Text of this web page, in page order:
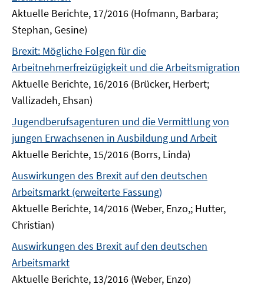
Aktuelle Berichte, 17/2016 (Hofmann, Barbara;
Stephan, Gesine)
Brexit: Mögliche Folgen für die
Arbeitnehmerfreizügigkeit und die Arbeitsmigration
Aktuelle Berichte, 16/2016 (Brücker, Herbert;
Vallizadeh, Ehsan)
Jugendberufsagenturen und die Vermittlung von
jungen Erwachsenen in Ausbildung und Arbeit
Aktuelle Berichte, 15/2016 (Borrs, Linda)
Auswirkungen des Brexit auf den deutschen
Arbeitsmarkt (erweiterte Fassung)
Aktuelle Berichte, 14/2016 (Weber, Enzo,; Hutter,
Christian)
Auswirkungen des Brexit auf den deutschen
Arbeitsmarkt
Aktuelle Berichte, 13/2016 (Weber, Enzo)